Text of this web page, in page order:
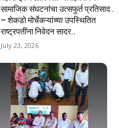
सामाजिक संघटनांचा उत्सफुर्त प्रतिसाद .
– शेकडो मोर्चेकऱ्यांच्या उपस्थितित
राष्ट्रपतींना निवेदन सादर..
July 23, 2026